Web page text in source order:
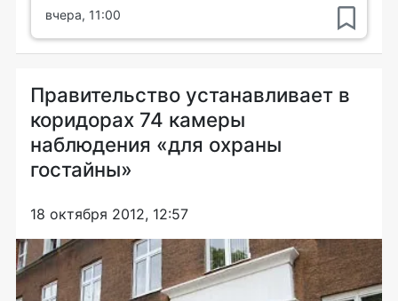
вчера, 11:00
Правительство устанавливает в
коридорах 74 камеры
наблюдения «для охраны
гостайны»
18 октября 2012, 12:57